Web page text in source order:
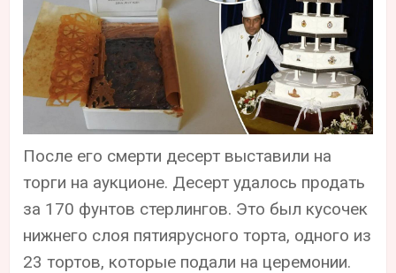
После его смерти десерт выставили на
торги на аукционе. Десерт удалось продать
за 170 фунтов стерлингов. Это был кусочек
нижнего слоя пятиярусного торта, одного из
23 тортов, которые подали на церемонии.